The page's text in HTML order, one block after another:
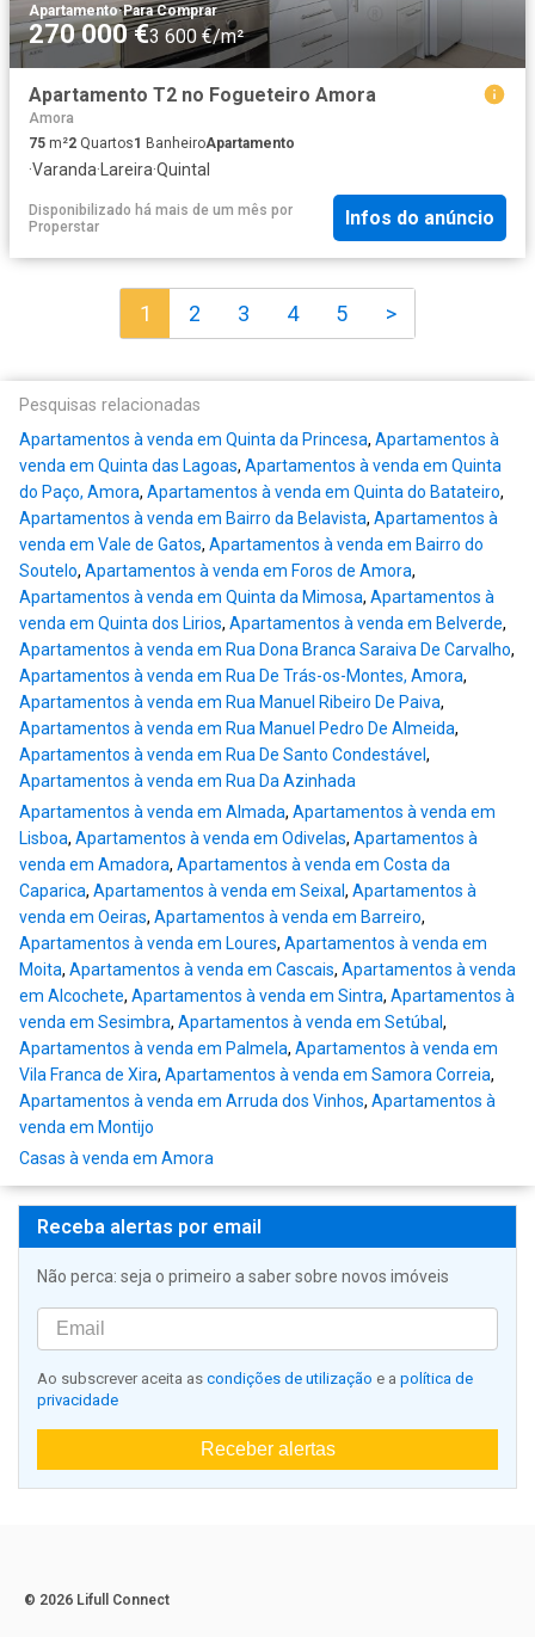
Apartamento·Para Comprar
270 000 €3 600 €/m²
Apartamento T2 no Fogueteiro Amora
Amora
75 m²2 Quartos1 BanheiroApartamento
·Varanda· Lareira·Quintal
Disponibilizado há mais de um mês por
Properstar
Infos do anúncio
1 2 3 4 5 >
Pesquisas relacionadas
Apartamentos à venda em Quinta da Princesa, Apartamentos à
venda em Quinta das Lagoas, Apartamentos à venda em Quinta
do Paço, Amora, Apartamentos à venda em Quinta do Batateiro,
Apartamentos à venda em Bairro da Belavista, Apartamentos à
venda em Vale de Gatos, Apartamentos à venda em Bairro do
Soutelo, Apartamentos à venda em Foros de Amora,
Apartamentos à venda em Quinta da Mimosa, Apartamentos à
venda em Quinta dos Lirios, Apartamentos à venda em Belverde,
Apartamentos à venda em Rua Dona Branca Saraiva De Carvalho,
Apartamentos à venda em Rua De Trás-os-Montes, Amora,
Apartamentos à venda em Rua Manuel Ribeiro De Paiva,
Apartamentos à venda em Rua Manuel Pedro De Almeida,
Apartamentos à venda em Rua De Santo Condestável ,
Apartamentos à venda em Rua Da Azinhada
Apartamentos à venda em Almada, Apartamentos à venda em
Lisboa, Apartamentos à venda em Odivelas, Apartamentos à
venda em Amadora, Apartamentos à venda em Costa da
Caparica, Apartamentos à venda em Seixal, Apartamentos à
venda em Oeiras, Apartamentos à venda em Barreiro,
Apartamentos à venda em Loures, Apartamentos à venda em
Moita, Apartamentos à venda em Cascais, Apartamentos à venda
em Alcochete, Apartamentos à venda em Sintra, Apartamentos à
venda em Sesimbra, Apartamentos à venda em Setúbal,
Apartamentos à venda em Palmela, Apartamentos à venda em
Vila Franca de Xira, Apartamentos à venda em Samora Correia,
Apartamentos à venda em Arruda dos Vinhos, Apartamentos à
venda em Montijo
Casas à venda em Amora
Receba alertas por email
Não perca: seja o primeiro a saber sobre novos imóveis
Ao subscrever aceita as condições de utilização e a política de
privacidade
Receber alertas
© 2026 Lifull Connect